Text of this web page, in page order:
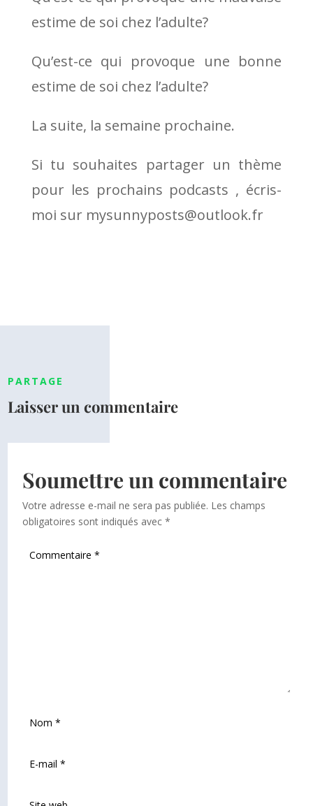
estime de soi chez l’adulte?
Qu’est-ce qui provoque une bonne
estime de soi chez l’adulte?
La suite, la semaine prochaine.
Si tu souhaites partager un thème
pour les prochains podcasts , écris-
moi sur mysunnyposts@outlook.fr
PARTAGE
Laisser un commentaire
Soumettre un commentaire
Votre adresse e-mail ne sera pas publiée. Les champs
obligatoires sont indiqués avec*